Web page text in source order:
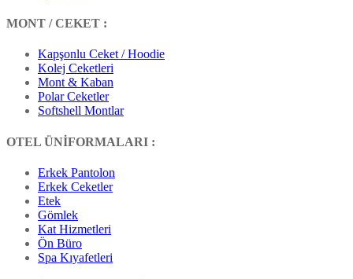
MONT / CEKET :
Kapşonlu Ceket / Hoodie
Kolej Ceketleri
Mont & Kaban
Polar Ceketler
Softshell Montlar
OTEL ÜNİFORMALARI :
Erkek Pantolon
Erkek Ceketler
Etek
Gömlek
Kat Hizmetleri
Ön Büro
Spa Kıyafetleri